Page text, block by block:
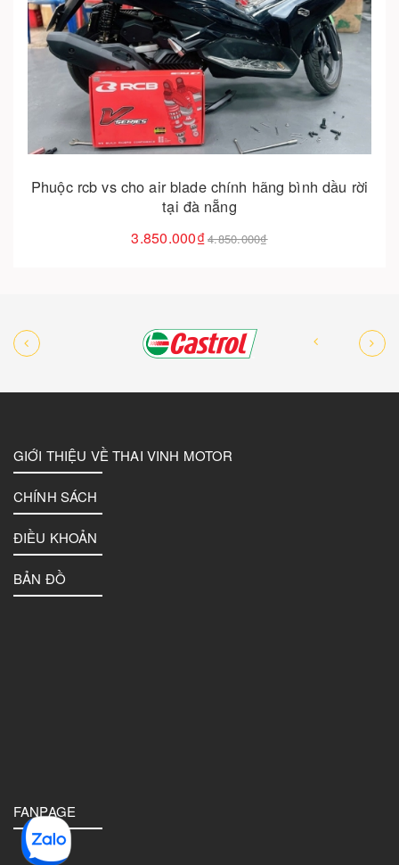
Phuộc rcb vs cho air blade chính hãng bình dầu rời
tại đà nẵng
3.850.000₫4.850.000₫
Cho vào giỏ hàng
GIỚI THIỆU VỀ THAI VINH MOTOR
CHÍNH SÁCH
ĐIỀU KHOẢN
BẢN ĐỒ
FANPAGE